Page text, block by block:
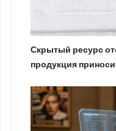
Скрытый ресурс
продукция